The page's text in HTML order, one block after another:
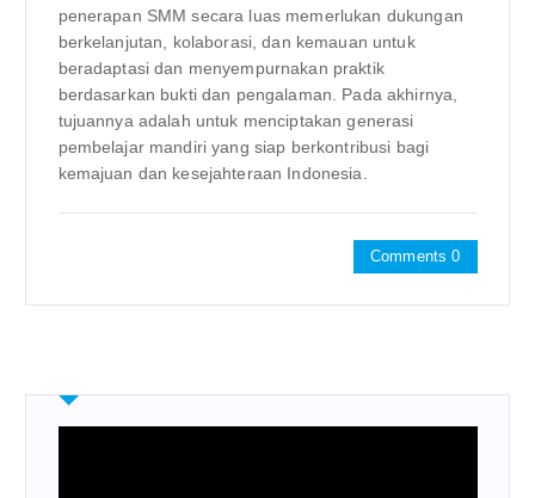
penerapan SMM secara luas memerlukan dukungan
berkelanjutan, kolaborasi, dan kemauan untuk
beradaptasi dan menyempurnakan praktik
berdasarkan bukti dan pengalaman. Pada akhirnya,
tujuannya adalah untuk menciptakan generasi
pembelajar mandiri yang siap berkontribusi bagi
kemajuan dan kesejahteraan Indonesia.
Comments 0